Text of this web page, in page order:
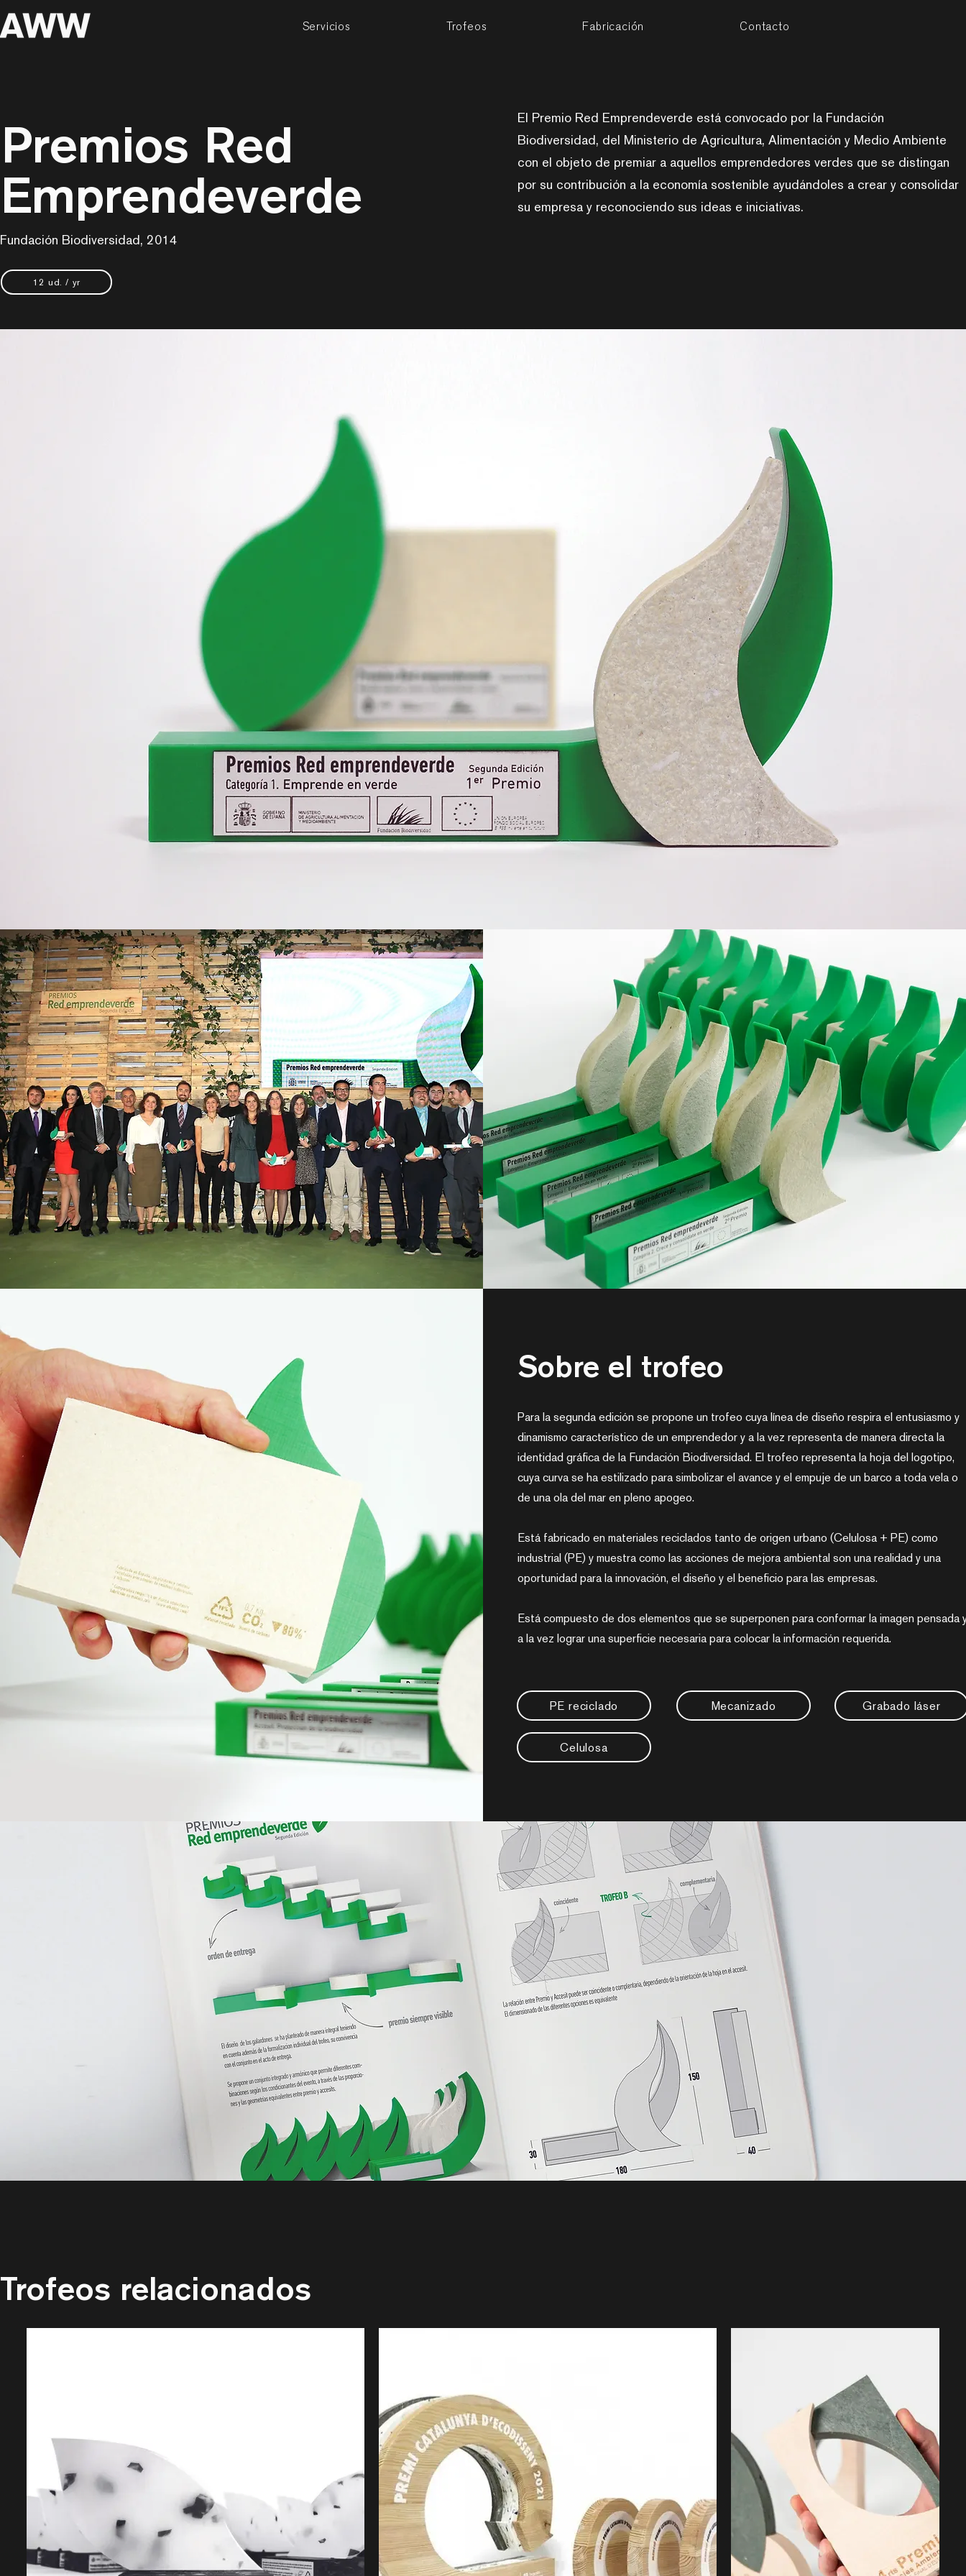
Servicios Trofeos Fabricación Contacto
Premios Red
Emprendeverde
El Premio Red Emprendeverde está convocado por la Fundación
Biodiversidad, del Ministerio de Agricultura, Alimentación y Medio Ambiente
con el objeto de premiar a aquellos emprendedores verdes que se distingan
por su contribución a la economía sostenible ayudándoles a crear y consolidar
su empresa y reconociendo sus ideas e iniciativas.
Fundación Biodiversidad, 2014
12 ud. / yr
Sobre el trofeo
Para la segunda edición se propone un trofeo cuya línea de diseño respira el entusiasmo y
dinamismo característico de un emprendedor y a la vez representa de manera directa la
identidad gráfica de la Fundación Biodiversidad. El trofeo representa la hoja del logotipo,
cuya curva se ha estilizado para simbolizar el avance y el empuje de un barco a toda vela o
de una ola del mar en pleno apogeo.
Está fabricado en materiales reciclados tanto de origen urbano (Celulosa + PE) como
industrial (PE) y muestra como las acciones de mejora ambiental son una realidad y una
oportunidad para la innovación, el diseño y el beneficio para las empresas.
Está compuesto de dos elementos que se superponen para conformar la imagen pensada
a la vez lograr una superficie necesaria para colocar la información requerida.
PE reciclado Mecanizado Grabado láser
Celulosa
Trofeos relacionados